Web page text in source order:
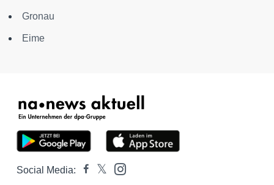
Gronau
Eime
Social Media: